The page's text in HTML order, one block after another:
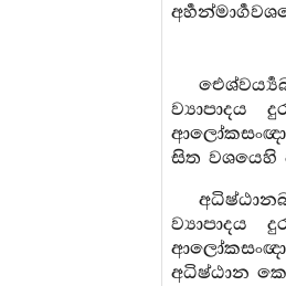
ව්‍යාපාදය
සිත වශයෙහි
ව්‍යාපාදය
අධිෂ්ඨාන